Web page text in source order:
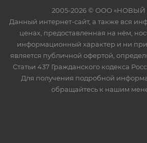
2005-2026 © ООО
Данный интернет-сайт, а также вся
ценах, предоставленная на нём,
информационный характер и ни при
является публичной офертой,
Статьи 437 Гражданского кодекса
Для получения подробной
обращайтесь к нашим